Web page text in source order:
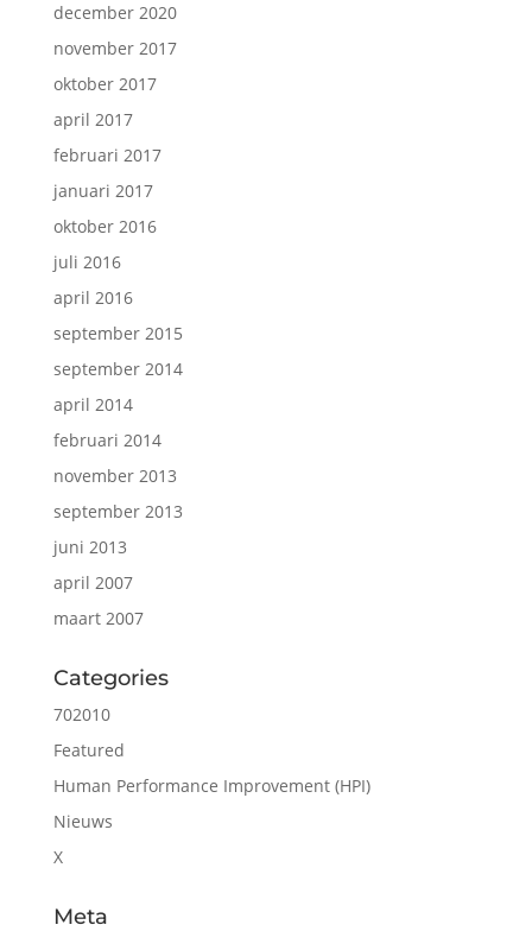
december 2020
november 2017
oktober 2017
april 2017
februari 2017
januari 2017
oktober 2016
juli 2016
april 2016
september 2015
september 2014
april 2014
februari 2014
november 2013
september 2013
juni 2013
april 2007
maart 2007
Categories
702010
Featured
Human Performance Improvement (HPI)
Nieuws
X
Meta